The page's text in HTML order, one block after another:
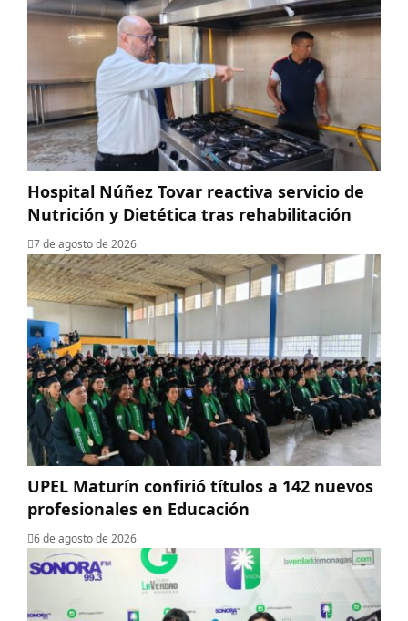
Hospital Núñez Tovar reactiva servicio de
Nutrición y Dietética tras rehabilitación
7 de agosto de 2026
UPEL Maturín confirió títulos a 142 nuevos
profesionales en Educación
6 de agosto de 2026